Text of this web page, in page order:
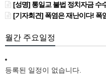
[성명] 통일교 불법 정치자금 수수
[기자회견] 폭염은 재난이다! 폭염으로부터 안전한 일터
월간 주요일정
등록된 일정이 없습니다.